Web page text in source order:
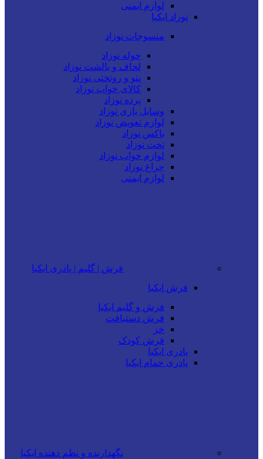
لوازم ایمنی
نوزاد ایکیا
منسوجات نوزاد
حوله نوزاد
لحاف و بالشت نوزاد
پتو و روتختی نوزاد
کالای خواب نوزاد
پرده نوزاد
وسایل بازی نوزاد
لوازم تعویض نوزاد
باکس نوزاد
تخت نوزاد
لوازم خواب نوزاد
چراغ نوزاد
لوازم ایمنی
فرش | گلیم | پادری ایکیا
فرش ایکیا
فرش و گلیم ایکیا
فرش دستبافت
خز
فرش کودک
پادری ایکیا
پادری حمام ایکیا
نگهدارنده و نظم دهنده ایکیا